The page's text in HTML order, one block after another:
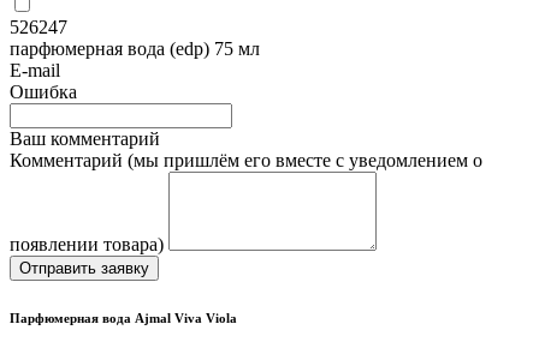
526247
парфюмерная вода (edp) 75 мл
E-mail
Ошибка
Ваш комментарий
Комментарий (мы пришлём его вместе с уведомлением о
появлении товара)
Отправить заявку
Парфюмерная вода Ajmal Viva Viola